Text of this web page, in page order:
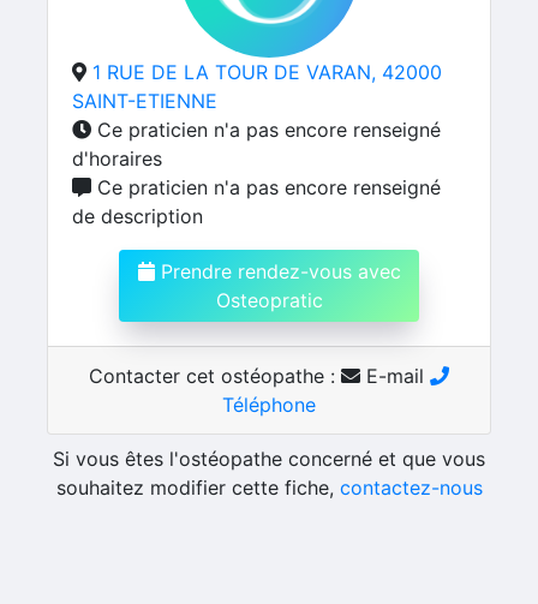
1 RUE DE LA TOUR DE VARAN, 42000
SAINT-ETIENNE
Ce praticien n'a pas encore renseigné
d'horaires
Ce praticien n'a pas encore renseigné
de description
Prendre rendez-vous avec
Osteopratic
Contacter cet ostéopathe :
E-mail
Téléphone
Si vous êtes l'ostéopathe concerné et que vous
souhaitez modifier cette fiche, contactez-nous